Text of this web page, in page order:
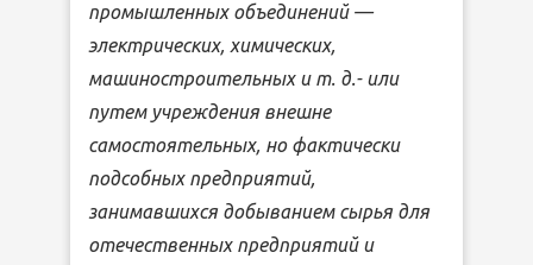
промышленных объединений —
электрических, химических,
машиностроительных и т. д.- или
путем учреждения внешне
самостоятельных, но фактически
подсобных предприятий,
занимавшихся добыванием сырья для
отечественных предприятий и